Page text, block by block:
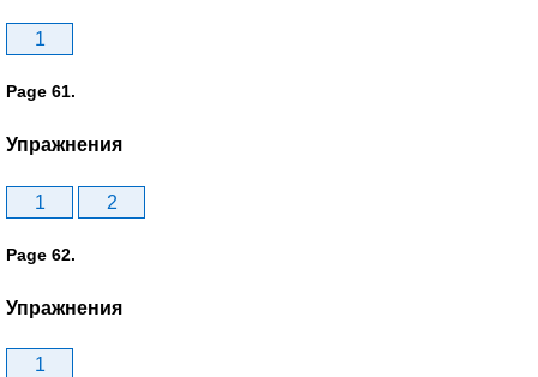
1
Page 61.
Упражнения
1 2
Page 62.
Упражнения
1